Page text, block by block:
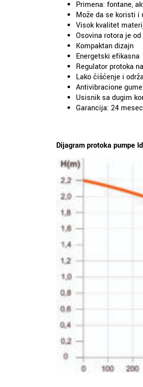
Primena: fontane,
Može da se koristi i
Visok kvalitet
Osovina rotora je
Kompaktan dizajn
Energetski efikasna
Regulator protoka
Lako čišćenje i
Antivibracione
Usisnik sa dugim
Garancija: 24
Dijagram protoka pumpe